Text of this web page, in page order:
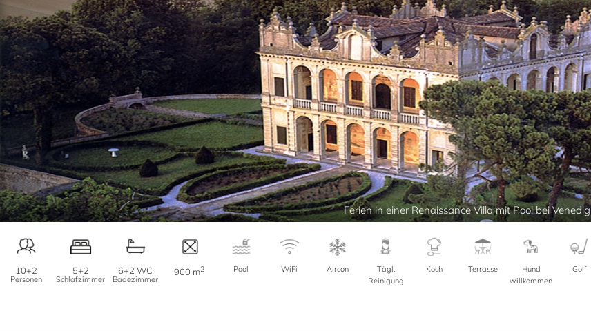
Ferien in einer Renaissance Villa mit Pool bei Venedig
10+2
Personen
5+2
Schlafzimmer
6+2 WC
Badezimmer
900 m2 Pool WiFi Aircon
Tägl.
Reinigung
Koch Terrasse
Hund
willkommen
Golf